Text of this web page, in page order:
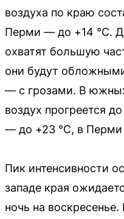
воздуха по краю
Перми — до +14 °C.
охватят большую
они будут
— с грозами. В
воздух прогреется
— до +23 °C, в
Пик интенсивности
западе края
ночь на